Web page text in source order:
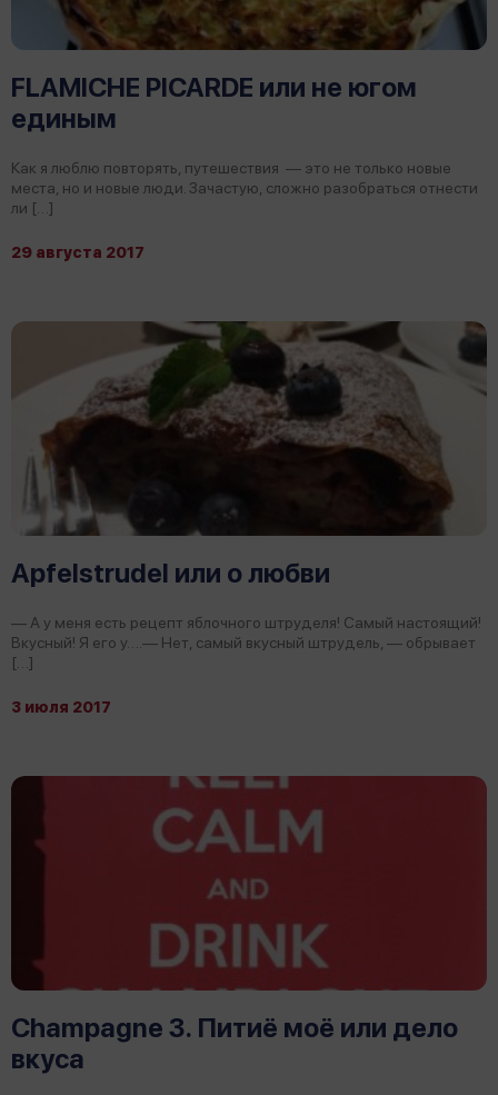
FLAMICHE PICARDE или не югом
единым
Как я люблю повторять, путешествия — это не только новые
места, но и новые люди. Зачастую, сложно разобраться отнести
ли […]
29 августа 2017
Apfelstrudel или о любви
— А у меня есть рецепт яблочного штруделя! Самый настоящий!
Вкусный! Я его у….— Нет, самый вкусный штрудель, — обрывает
[…]
3 июля 2017
Champagne 3. Питиё моё или дело
вкуса